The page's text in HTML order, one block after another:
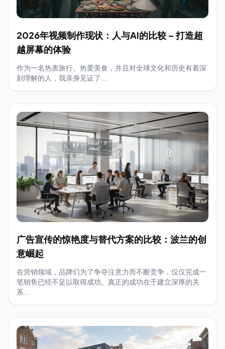
2026年视频制作现状：人与AI的比较 – 打造超
越屏幕的体验
作为一名热衷旅行、热爱美食，并且对全球文化和历史有着深
刻理解的人，我亲身见证了...
广告宣传的惊艳度与替代方案的比较：波兰的创
意崛起
在营销领域，品牌们为了争夺注意力而不断竞争，仅仅完成一
笔销售已经不足以取得成功。真正的成功在于建立深厚的关
系...